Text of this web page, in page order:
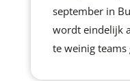
september in
wordt eindelijk
te weinig teams